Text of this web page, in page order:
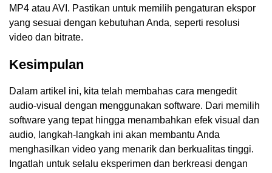
MP4 atau AVI. Pastikan untuk memilih pengaturan ekspor
yang sesuai dengan kebutuhan Anda, seperti resolusi
video dan bitrate.
Kesimpulan
Dalam artikel ini, kita telah membahas cara mengedit
audio-visual dengan menggunakan software. Dari memilih
software yang tepat hingga menambahkan efek visual dan
audio, langkah-langkah ini akan membantu Anda
menghasilkan video yang menarik dan berkualitas tinggi.
Ingatlah untuk selalu eksperimen dan berkreasi dengan